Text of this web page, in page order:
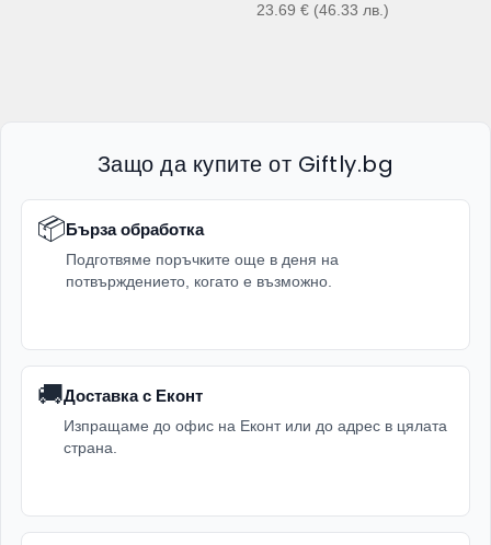
23.69 € (46.33 лв. )
Защо да купите от Giftly.bg
📦Бърза обработка
Подготвяме поръчките още в деня на
потвърждението, когато е възможно.
🚚Доставка с Еконт
Изпращаме до офис на Еконт или до адрес в цялата
страна.